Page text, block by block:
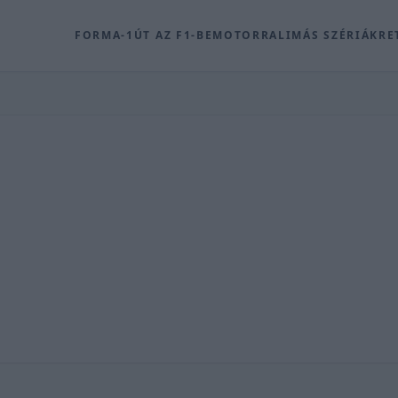
FORMA-1 ÚT AZ F1-BEMOTORRALIMÁS SZÉRIÁK